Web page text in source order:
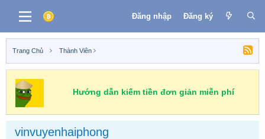
Đăng nhập Đăng ký
Trang Chủ Thành Viên
Hướng dẫn kiếm tiền đơn giản miễn phí
vinvuyenhaiphong